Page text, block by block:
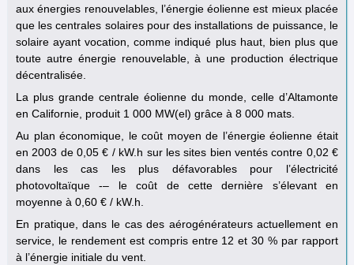
aux énergies renouvelables, l’énergie éolienne est mieux placée
que les centrales solaires pour des installations de puissance, le
solaire ayant vocation, comme indiqué plus haut, bien plus que
toute autre énergie renouvelable, à une production électrique
décentralisée.
La plus grande centrale éolienne du monde, celle d’Altamonte
en Californie, produit 1 000 MW(el) grâce à 8 000 mats.
Au plan économique, le coût moyen de l’énergie éolienne était
en 2003 de 0,05 € / kW.h sur les sites bien ventés contre 0,02 €
dans les cas les plus défavorables pour l’électricité
photovoltaïque -– le coût de cette dernière s’élevant en
moyenne à 0,60 € / kW.h.
En pratique, dans le cas des aérogénérateurs actuellement en
service, le rendement est compris entre 12 et 30 % par rapport
à l’énergie initiale du vent.